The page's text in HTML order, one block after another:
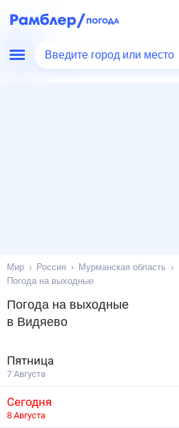
Введите город или место
Мир Россия Мурманская область
Погода на выходные
Погода на выходные
в Видяево
Пятница
7 Августа
Сегодня
8 Августа